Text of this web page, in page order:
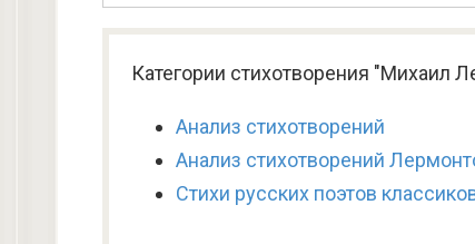
Категории стихотворения "Михаил
Анализ стихотворений
Анализ стихотворений
Стихи русских поэтов